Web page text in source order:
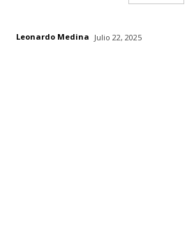
Leonardo Medina Julio 22, 2025